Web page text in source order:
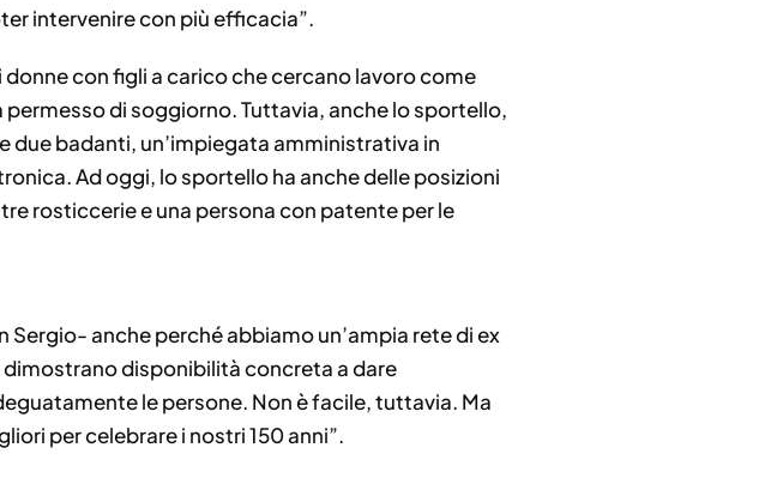
intervenire con più efficacia”.
con figli a carico che cercano lavoro come
di soggiorno. Tuttavia, anche lo sportello,
badanti, un’impiegata amministrativa in
Ad oggi, lo sportello ha anche delle posizioni
rosticcerie e una persona con patente per le
anche perché abbiamo un’ampia rete di ex
disponibilità concreta a dare
le persone. Non è facile, tuttavia. Ma
per celebrare i nostri 150 anni”.